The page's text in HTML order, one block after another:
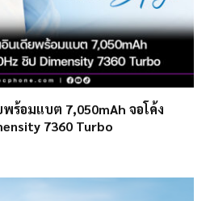
ร้อมแบต 7,050mAh จอโค้ง
7360 Turbo